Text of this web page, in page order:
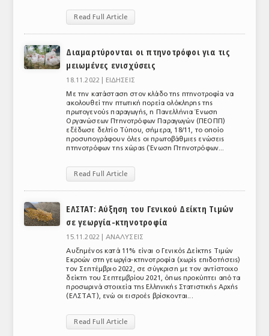
Read Full Article
Διαμαρτύρονται οι πτηνοτρόφοι για τις
μειωμένες ενισχύσεις
18.11.2022 |
ΕΙΔΗΣΕΙΣ
Με την κατάσταση στον κλάδο της πτηνοτροφία να
ακολουθεί την πτωτική πορεία ολόκληρης της
πρωτογενούς παραγωγής, η Πανελλήνια Ένωση
Οργανώσεων Πτηνοτρόφων Παραγωγών (ΠΕΟΠΠ)
εξέδωσε δελτίο Τύπου, σήμερα, 18/11, το οποίο
προσυπογράφουν όλες οι πρωτοβάθμιες ενώσεις
πτηνοτρόφων της χώρας (Ένωση Πτηνοτρόφων...
Read Full Article
ΕΛΣΤΑΤ: Αύξηση του Γενικού Δείκτη Τιμών
σε γεωργία-κτηνοτροφία
15.11.2022 | ΑΝΑΛΥΣΕΙΣ
Αυξημένος κατά 11% είναι ο Γενικός Δείκτης Τιμών
Εκροών στη γεωργία-κτηνοτροφία (χωρίς επιδοτήσεις)
τον Σεπτέμβριο 2022, σε σύγκριση με τον αντίστοιχο
δείκτη του Σεπτεμβρίου 2021, όπως προκύπτει από τα
προσωρινά στοιχεία της Ελληνικής Στατιστικής Αρχής
(ΕΛΣΤΑΤ), ενώ οι εισροές βρίσκονται...
Read Full Article